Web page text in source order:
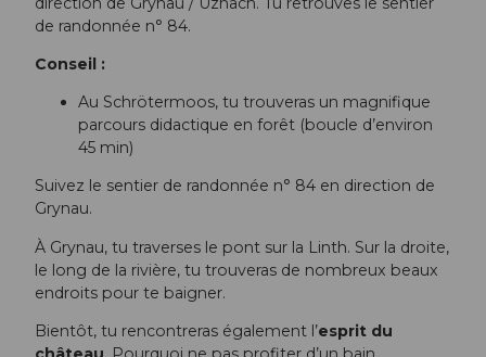
de randonnée n° 84.
Conseil :
Au Schrötermoos, tu trouveras un magnifique
parcours didactique en forêt (boucle d’environ
45 min)
Suivez le sentier de randonnée n° 84 en direction de
Grynau.
À Grynau, tu traverses le pont sur la Linth. Sur la droite,
le long de la rivière, tu trouveras de nombreux beaux
endroits pour te baigner.
Bientôt, tu rencontreras également l’esprit du